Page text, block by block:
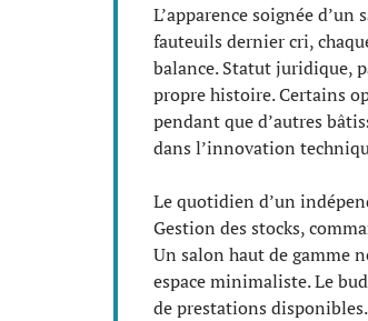
L’apparence soignée
fauteuils dernier cri,
balance. Statut juridique,
propre histoire. Certains
pendant que d’autres
dans l’innovation
Le quotidien d’un
Gestion des stocks,
Un salon haut de gamme
espace minimaliste. Le
de prestations disponibles.